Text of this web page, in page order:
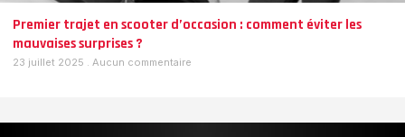
Premier trajet en scooter d’occasion : comment éviter les
mauvaises surprises ?
23 juillet 2025 Aucun commentaire